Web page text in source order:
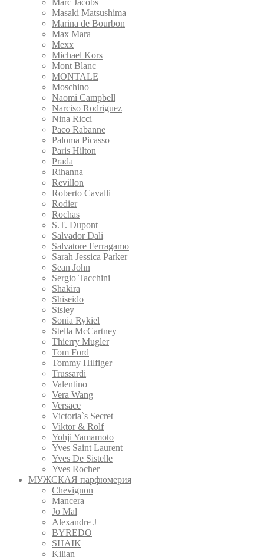
Marc Jacobs
Masaki Matsushima
Marina de Bourbon
Max Mara
Mexx
Michael Kors
Mont Blanc
MONTALE
Moschino
Naomi Campbell
Narciso Rodriguez
Nina Ricci
Paco Rabanne
Paloma Picasso
Paris Hilton
Prada
Rihanna
Revillon
Roberto Cavalli
Rodier
Rochas
S.T. Dupont
Salvador Dali
Salvatore Ferragamo
Sarah Jessica Parker
Sean John
Sergio Tacchini
Shakira
Shiseido
Sisley
Sonia Rykiel
Stella McCartney
Thierry Mugler
Tom Ford
Tommy Hilfiger
Trussardi
Valentino
Vera Wang
Versace
Victoria`s Secret
Viktor & Rolf
Yohji Yamamoto
Yves Saint Laurent
Yves De Sistelle
Yves Rocher
МУЖСКАЯ парфюмерия
Chevignon
Mancera
Jo Mal
Alexandre J
BYREDO
SHAIK
Kilian